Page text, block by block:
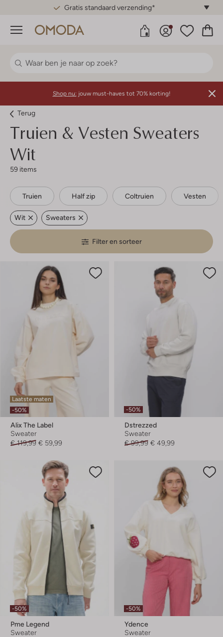
Gratis standaard verzending*
Menu
Shop nu: jouw must-haves tot 70% korting!
Terug
Truien & Vesten Sweaters
Wit
59 items
Truien Half zip Coltruien Vesten
Wit Sweaters
Filter en sorteer
Laatste maten
-50%
Alix The Label
Sweater
€ 119,99 € 59,99
-50%
Dstrezzed
Sweater
€ 99,99 € 49,99
-50%
Pme Legend
Sweater
-50%
Ydence
Sweater